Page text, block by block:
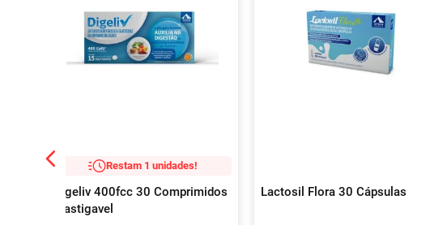
Restam 1 unidades!
Digeliv 400fcc 30 Comprimidos
Mastigavel
Lactosil Flora 30 Cápsulas